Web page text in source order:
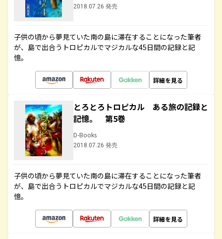
2018.07.26 発売
子供の頃から夢見ていた南の島に滞在することになった筆者
が、島で出合うトロピカルでマジカルな45日間の記録と記
憶。
詳細を見る
とろとろトロピカル ある旅の記録と
記憶。 第5巻
D-Books
2018.07.26 発売
子供の頃から夢見ていた南の島に滞在することになった筆者
が、島で出合うトロピカルでマジカルな45日間の記録と記
憶。
詳細を見る